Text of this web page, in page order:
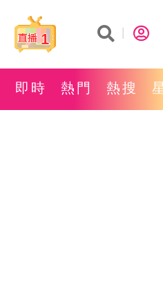
1
即時 熱門 熱搜